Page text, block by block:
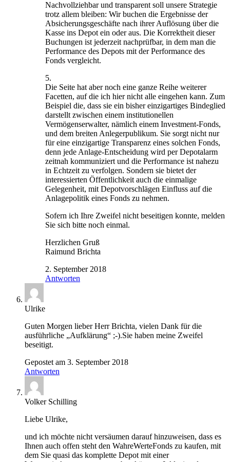
Nachvollziehbar und transparent soll unsere Strategie
trotz allem bleiben: Wir buchen die Ergebnisse der
Absicherungsgeschäfte nach ihrer Auflösung über die
Kasse ins Depot ein oder aus. Die Korrektheit dieser
Buchungen ist jederzeit nachprüfbar, in dem man die
Performance des Depots mit der Performance des
Fonds vergleicht.
5.
Die Seite hat aber noch eine ganze Reihe weiterer
Facetten, auf die ich hier nicht alle eingehen kann. Zum
Beispiel die, dass sie ein bisher einzigartiges Bindeglied
darstellt zwischen einem institutionellen
Vermögenserwalter, nämlich einem Investment-Fonds,
und dem breiten Anlegerpublikum. Sie sorgt nicht nur
für eine einzigartige Transparenz eines solchen Fonds,
denn jede Anlage-Entscheidung wird per Depotalarm
zeitnah kommuniziert und die Performance ist nahezu
in Echtzeit zu verfolgen. Sondern sie bietet der
interessierten Öffentlichkeit auch die einmalige
Gelegenheit, mit Depotvorschlägen Einfluss auf die
Anlagepolitik eines Fonds zu nehmen.
Sofern ich Ihre Zweifel nicht beseitigen konnte, melden
Sie sich bitte noch einmal.
Herzlichen Gruß
Raimund Brichta
2. September 2018
Antworten
Ulrike
Guten Morgen lieber Herr Brichta, vielen Dank für die
ausführliche „Aufklärung“ ;-).Sie haben meine Zweifel
beseitigt.
Gepostet am 3. September 2018
Antworten
Volker Schilling
Liebe Ulrike,
und ich möchte nicht versäumen darauf hinzuweisen, dass es
Ihnen auch offen steht den WahreWerteFonds zu kaufen, mit
dem Sie quasi das komplette Depot mit einer